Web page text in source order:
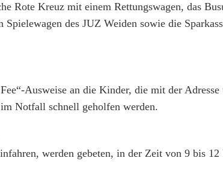
Rote Kreuz mit einem Rettungswagen, das
des JUZ Weiden sowie die
Ausweise an die Kinder, die mit der
Notfall schnell geholfen werden.
werden gebeten, in der Zeit von 9 bis